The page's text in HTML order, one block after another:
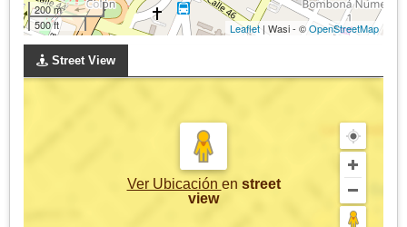
200 m
500 ft
Leaflet| Wasi - ©OpenStreetMap
Street View
Ver Ubicación en street
view